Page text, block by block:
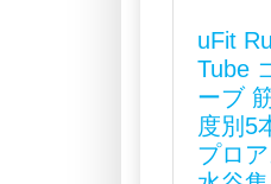
uFit
Tube
ーブ
度別5
プロ